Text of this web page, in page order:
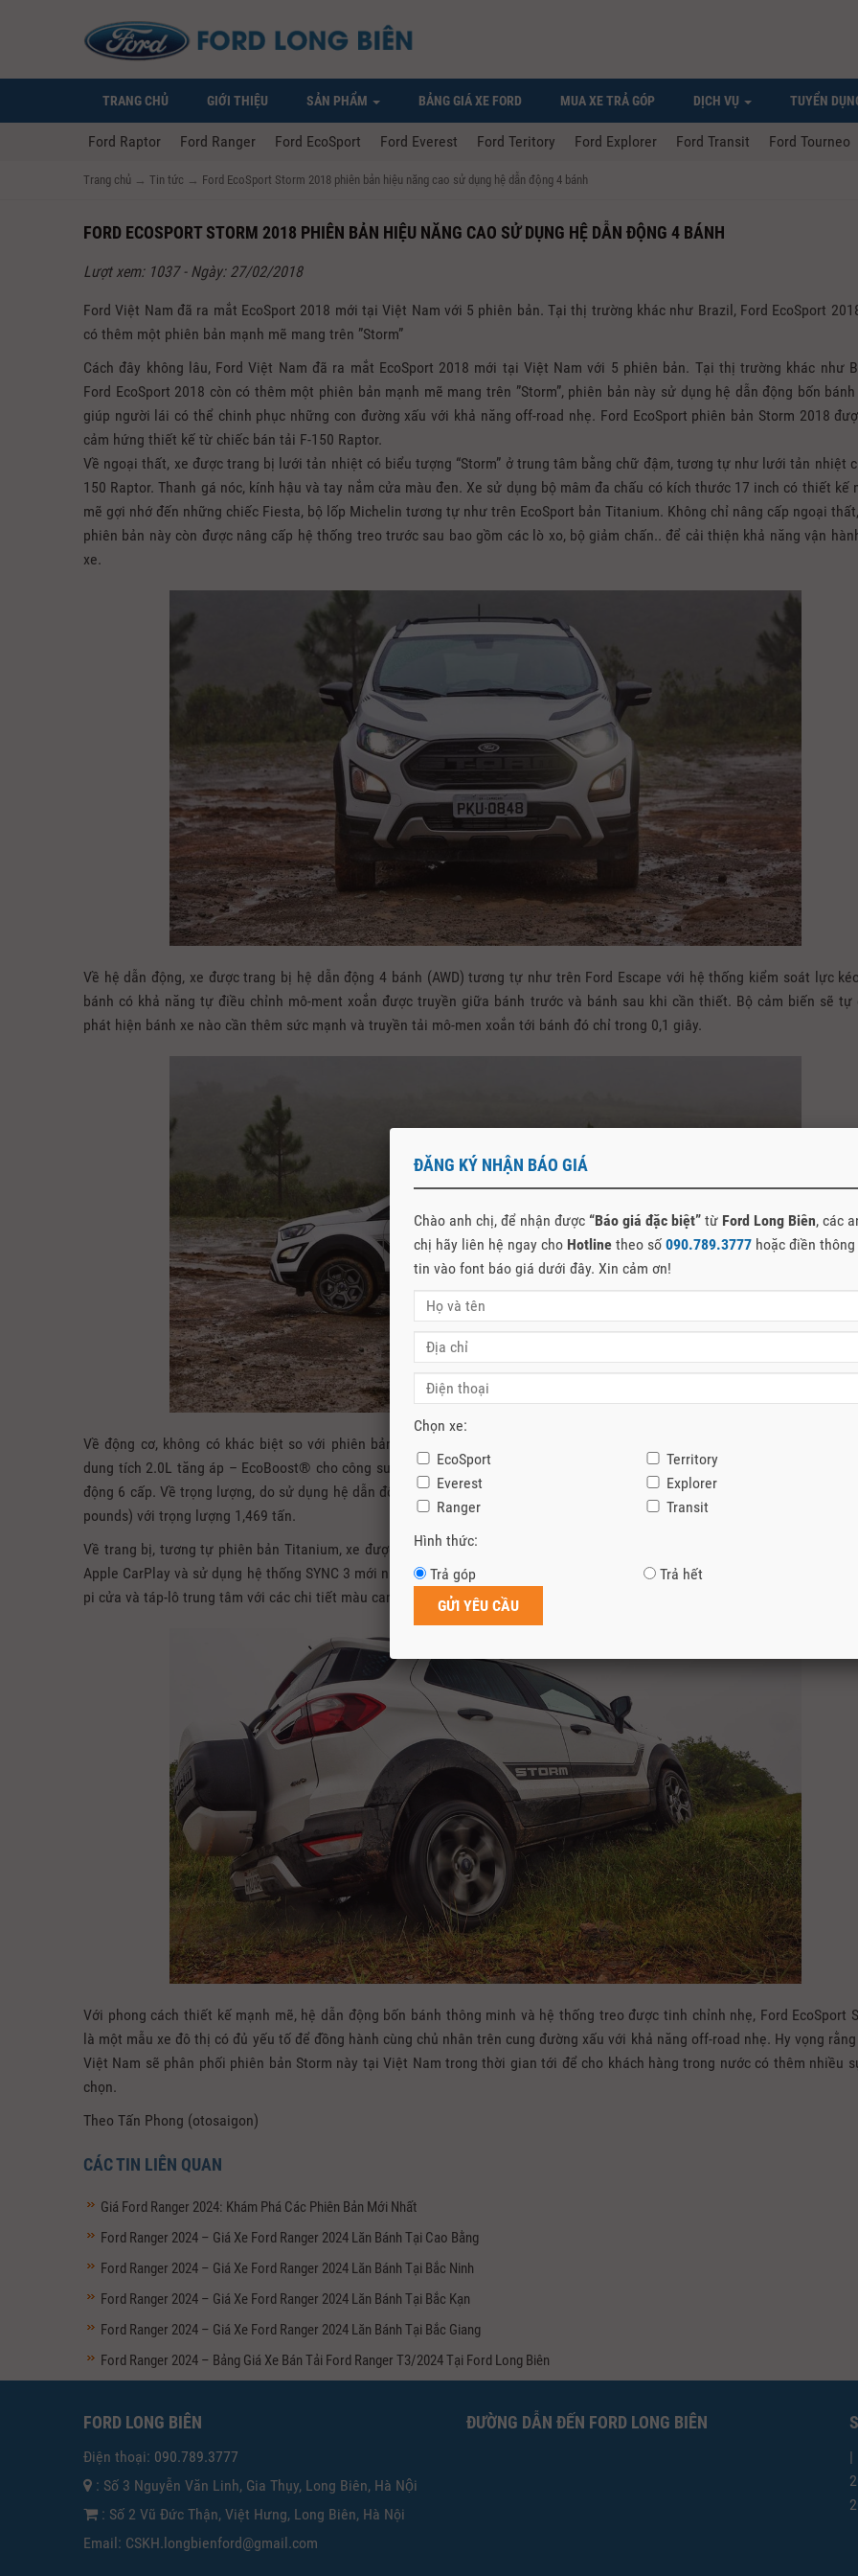
TRANG CHỦ GIỚI THIỆU SẢN PHẨM BẢNG GIÁ XE FORD MUA XE TRẢ GÓP DỊCH VỤ TUYỂN
Ford Raptor Ford Ranger Ford EcoSport Ford Everest Ford Teritory Ford Explorer Ford Transit Ford Tourneo
Trang chủ → Tin tức → Ford EcoSport Storm 2018 phiên bản hiệu năng cao sử dụng hệ dẫn động 4 bánh
FORD ECOSPORT STORM 2018 PHIÊN BẢN HIỆU NĂNG CAO SỬ DỤNG HỆ DẪN ĐỘNG 4 BÁNH
Lượt xem: 1037 - Ngày: 27/02/2018
Ford Việt Nam đã ra mắt EcoSport 2018 mới tại Việt Nam với 5 phiên bản. Tại thị trường khác như Brazil, Ford EcoSport
có thêm một phiên bản mạnh mẽ mang trên ”Storm”
Cách đây không lâu, Ford Việt Nam đã ra mắt EcoSport 2018 mới tại Việt Nam với 5 phiên bản. Tại thị trường khác như
Ford EcoSport 2018 còn có thêm một phiên bản mạnh mẽ mang trên ”Storm”, phiên bản này sử dụng hệ dẫn động bốn bánh
giúp người lái có thể chinh phục những con đường xấu với khả năng off-road nhẹ. ​​Ford EcoSport phiên bản Storm 2018
cảm hứng thiết kế từ chiếc bán tải F-150 Raptor.
Về ngoại thất, xe được trang bị lưới tản nhiệt có biểu tượng “Storm” ở trung tâm bằng chữ đậm, tương tự như lưới tản nhiệt
150 Raptor. Thanh gá nóc, kính hậu và tay nắm cửa màu đen. Xe sử dụng bộ mâm đa chấu có kích thước 17 inch có thiết kế
mẽ gợi nhớ đến những chiếc Fiesta, bộ lốp Michelin tương tự như trên EcoSport bản Titanium. Không chỉ nâng cấp ngoại
phiên bản này còn được nâng cấp hệ thống treo trước sau bao gồm các lò xo, bộ giảm chấn.. để cải thiện khả năng vận
xe.​
Về hệ dẫn động, xe được trang bị hệ dẫn động 4 bánh (AWD) tương tự như trên Ford Escape với hệ thống kiểm soát lực
bánh có khả năng tự điều chỉnh mô-ment xoắn được truyền giữa bánh trước và bánh sau khi cần thiết. Bộ cảm biến sẽ tự
phát hiện bánh xe nào cần thêm sức mạnh và truyền tải mô-men xoắn tới bánh đó chỉ trong 0,1 giây.​
Về động cơ, không có khác biệt so với phiên bản Ford EcoSport Titanium: xe được trang bị động cơ 04 xy-lanh thẳng hàng
dung tích 2.0L tăng áp – EcoBoost® cho công suất tối đa 176 mã lực và mô-men xoắn cực đại đạt 220Nm, xe sử dụng hộp
động 6 cấp. Về trọng lượng, do sử dụng hệ dẫn động 4WD nên phiên bản Storm nặng hơn phiên bản Titanium khoảng 110 kg
pounds) với trọng lượng 1,469 tấn.
Về trang bị, tương tự phiên bản Titanium, xe được trang bị một màn hình cảm ứng trung tâm 8-inch hỗ trợ kết nối: Android
Apple CarPlay và sử dụng hệ thống SYNC 3 mới nhất… Nội thất các ghế ngồi được bọc da đen với đường chỉ cam nổi bật, các
pi cửa và táp-lô trung tâm với các chi tiết màu cam thể thao.
​​Với phong cách thiết kế mạnh mẽ, hệ dẫn động bốn bánh thông minh và hệ thống treo được tinh chỉnh nhẹ, Ford EcoSport
là một mẫu xe đô thị có đủ yếu tố để đồng hành cùng chủ nhân trên cung đường xấu với khả năng off-road nhẹ. Hy vọng rằng
Việt Nam sẽ phân phối phiên bản Storm này tại Việt Nam trong thời gian tới để cho khách hàng trong nước có thêm nhiều
chọn.
Theo Tấn Phong (otosaigon)
CÁC TIN LIÊN QUAN
Giá Ford Ranger 2024: Khám Phá Các Phiên Bản Mới Nhất
Ford Ranger 2024 – Giá Xe Ford Ranger 2024 Lăn Bánh Tại Cao Bằng
Ford Ranger 2024 – Giá Xe Ford Ranger 2024 Lăn Bánh Tại Bắc Ninh
Ford Ranger 2024 – Giá Xe Ford Ranger 2024 Lăn Bánh Tại Bắc Kạn
Ford Ranger 2024 – Giá Xe Ford Ranger 2024 Lăn Bánh Tại Bắc Giang
Ford Ranger 2024 – Bảng Giá Xe Bán Tải Ford Ranger T3/2024 Tại Ford Long Biên
FORD LONG BIÊN
Điện thoại: 090.789.3777
: Số 3 Nguyễn Văn Linh, Gia Thụy, Long Biên, Hà Nội
: Số 2 Vũ Đức Thận, Việt Hưng, Long Biên, Hà Nội
Email: CSKH.longbienford@gmail.com
ĐƯỜNG DẪN ĐẾN FORD LONG BIÊN
|
ĐĂNG KÝ NHẬN BÁO GIÁ
Chào anh chị, để nhận được “Báo giá đặc biệt” từ Ford Long Biên, các
chị hãy liên hệ ngay cho Hotline theo số 090.789.3777 hoặc điền thông
tin vào font báo giá dưới đây. Xin cảm ơn!
Chọn xe:
EcoSport
Territory
Everest
Explorer
Ranger
Transit
Hình thức:
Trả góp
Trả hết